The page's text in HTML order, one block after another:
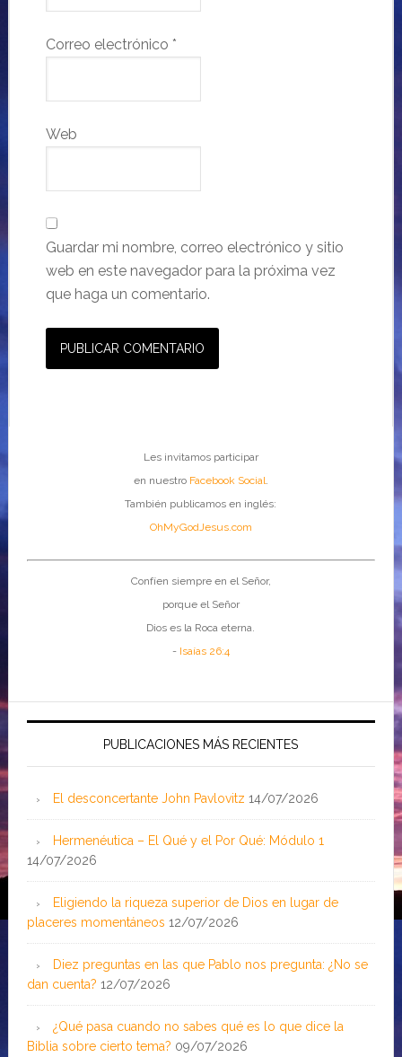
Correo electrónico *
Web
Guardar mi nombre, correo electrónico y sitio
web en este navegador para la próxima vez
que haga un comentario.
Les invitamos participar
en nuestro Facebook Social.
También publicamos en inglés:
OhMyGodJesus.com
Confíen siempre en el Señor,
porque el Señor
Dios es la Roca eterna.
- Isaías 26:4
PUBLICACIONES MÁS RECIENTES
El desconcertante John Pavlovitz 14/07/2026
Hermenéutica – El Qué y el Por Qué: Módulo 1
14/07/2026
Eligiendo la riqueza superior de Dios en lugar de
placeres momentáneos 12/07/2026
Diez preguntas en las que Pablo nos pregunta: ¿No se
dan cuenta? 12/07/2026
¿Qué pasa cuando no sabes qué es lo que dice la
Biblia sobre cierto tema? 09/07/2026